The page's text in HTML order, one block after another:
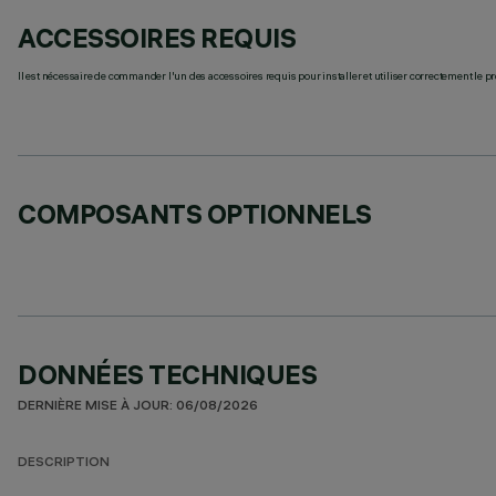
ACCESSOIRES REQUIS
Il est nécessaire de commander l'un des accessoires requis pour installer et utiliser correctement le
COMPOSANTS OPTIONNELS
DONNÉES TECHNIQUES
DERNIÈRE MISE À JOUR: 06/08/2026
DESCRIPTION